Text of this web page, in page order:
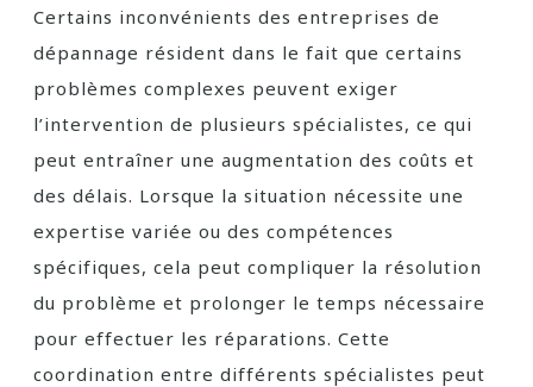
Certains inconvénients des entreprises de
dépannage résident dans le fait que certains
problèmes complexes peuvent exiger
l’intervention de plusieurs spécialistes, ce qui
peut entraîner une augmentation des coûts et
des délais. Lorsque la situation nécessite une
expertise variée ou des compétences
spécifiques, cela peut compliquer la résolution
du problème et prolonger le temps nécessaire
pour effectuer les réparations. Cette
coordination entre différents spécialistes peut